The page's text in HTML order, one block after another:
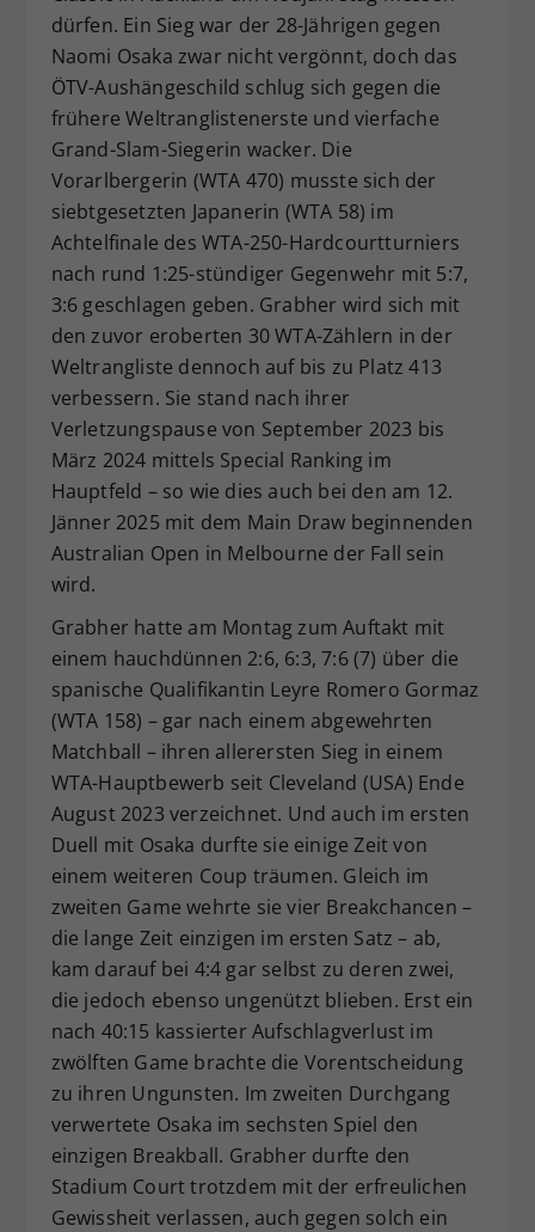
dürfen. Ein Sieg war der 28-Jährigen gegen
Naomi Osaka zwar nicht vergönnt, doch das
ÖTV-Aushängeschild schlug sich gegen die
frühere Weltranglistenerste und vierfache
Grand-Slam-Siegerin wacker. Die
Vorarlbergerin (WTA 470) musste sich der
siebtgesetzten Japanerin (WTA 58) im
Achtelfinale des WTA-250-Hardcourtturniers
nach rund 1:25-stündiger Gegenwehr mit 5:7,
3:6 geschlagen geben. Grabher wird sich mit
den zuvor eroberten 30 WTA-Zählern in der
Weltrangliste dennoch auf bis zu Platz 413
verbessern. Sie stand nach ihrer
Verletzungspause von September 2023 bis
März 2024 mittels Special Ranking im
Hauptfeld – so wie dies auch bei den am 12.
Jänner 2025 mit dem Main Draw beginnenden
Australian Open in Melbourne der Fall sein
wird.
Grabher hatte am Montag zum Auftakt mit
einem hauchdünnen 2:6, 6:3, 7:6 (7) über die
spanische Qualifikantin Leyre Romero Gormaz
(WTA 158) – gar nach einem abgewehrten
Matchball – ihren allerersten Sieg in einem
WTA-Hauptbewerb seit Cleveland (USA) Ende
August 2023 verzeichnet. Und auch im ersten
Duell mit Osaka durfte sie einige Zeit von
einem weiteren Coup träumen. Gleich im
zweiten Game wehrte sie vier Breakchancen –
die lange Zeit einzigen im ersten Satz – ab,
kam darauf bei 4:4 gar selbst zu deren zwei,
die jedoch ebenso ungenützt blieben. Erst ein
nach 40:15 kassierter Aufschlagverlust im
zwölften Game brachte die Vorentscheidung
zu ihren Ungunsten. Im zweiten Durchgang
verwertete Osaka im sechsten Spiel den
einzigen Breakball. Grabher durfte den
Stadium Court trotzdem mit der erfreulichen
Gewissheit verlassen, auch gegen solch ein
Zweck
Dieser Wert speichert Ihre Consent-
Einstellungen. Unter anderem eine
zufällig generierte ID, für die
historische Speicherung Ihrer
vorgenommen Einstellungen, falls der
Webseiten-Betreiber dies eingestellt
hat.